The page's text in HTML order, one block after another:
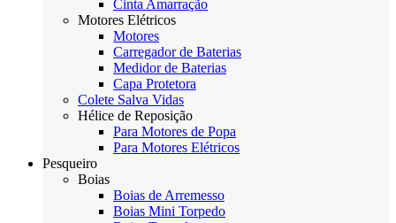
Cinta Amarração
Motores Elétricos
Motores
Carregador de Baterias
Medidor de Baterias
Capa Protetora
Colete Salva Vidas
Hélice de Reposição
Para Motores de Popa
Para Motores Elétricos
Pesqueiro
Boias
Boias de Arremesso
Boias Mini Torpedo